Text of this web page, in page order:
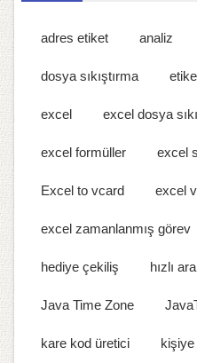
adres etiket analiz
dosya sıkıştırma
excel excel dosya
excel formüller excel
Excel to vcard excel
excel zamanlanmış görev
hediye çekiliş hızlı
Java Time Zone
kare kod üretici